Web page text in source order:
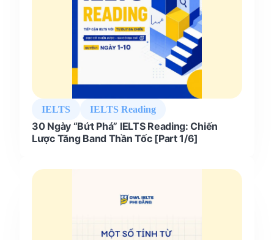
IELTS IELTS Reading
30 Ngày “Bứt Phá” IELTS Reading: Chiến
Lược Tăng Band Thần Tốc [Part 1/6]